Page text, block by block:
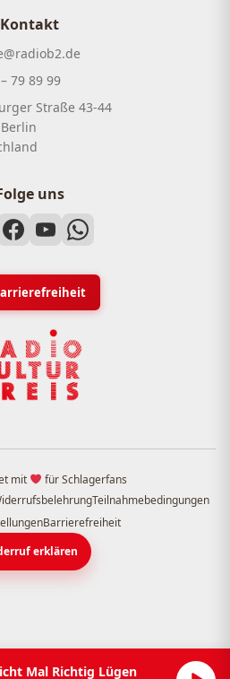
Kontakt
79 89 99
Straße 43-44
uns
mit
für Schlagerfans
Teilnahmebedingungen
Barrierefreiheit
erklären
Mal Richtig Lügen